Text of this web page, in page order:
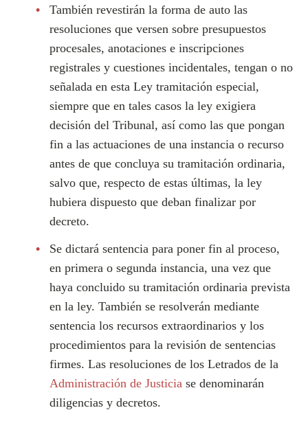
También revestirán la forma de auto las
resoluciones que versen sobre presupuestos
procesales, anotaciones e inscripciones
registrales y cuestiones incidentales, tengan o no
señalada en esta Ley tramitación especial,
siempre que en tales casos la ley exigiera
decisión del Tribunal, así como las que pongan
fin a las actuaciones de una instancia o recurso
antes de que concluya su tramitación ordinaria,
salvo que, respecto de estas últimas, la ley
hubiera dispuesto que deban finalizar por
decreto.
Se dictará sentencia para poner fin al proceso,
en primera o segunda instancia, una vez que
haya concluido su tramitación ordinaria prevista
en la ley. También se resolverán mediante
sentencia los recursos extraordinarios y los
procedimientos para la revisión de sentencias
firmes. Las resoluciones de los Letrados de la
Administración de Justicia se denominarán
diligencias y decretos.